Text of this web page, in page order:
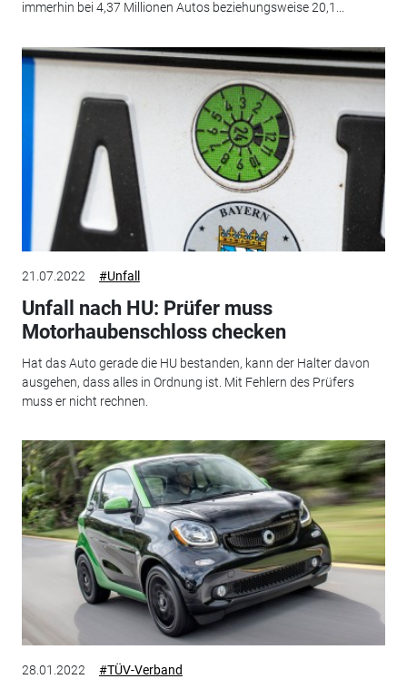
immerhin bei 4,37 Millionen Autos beziehungsweise 20,1...
21.07.2022 #Unfall
Unfall nach HU: Prüfer muss
Motorhaubenschloss checken
Hat das Auto gerade die HU bestanden, kann der Halter davon
ausgehen, dass alles in Ordnung ist. Mit Fehlern des Prüfers
muss er nicht rechnen.
28.01.2022 #TÜV-Verband